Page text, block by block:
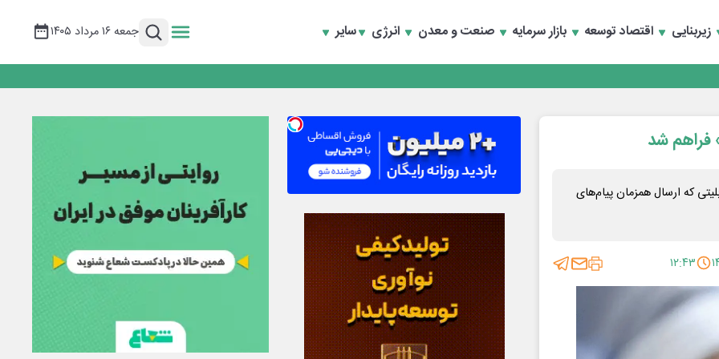
زیربنایی اقتصاد توسعه بازار سرمایه صنعت و معدن انرژی سایر جمعه ۱۶ مرداد ۱۴۰۵
فراهم شد
که ارسال همزمان پیام‌های
۱۲:۴۳